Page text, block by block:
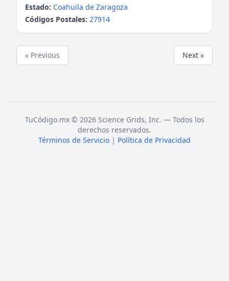
Estado: Coahuila de Zaragoza
Códigos Postales: 27914
« Previous Next »
TuCódigo.mx © 2026 Science Grids, Inc. — Todos los
derechos reservados.
Términos de Servicio | Política de Privacidad